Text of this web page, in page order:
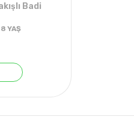
Badi